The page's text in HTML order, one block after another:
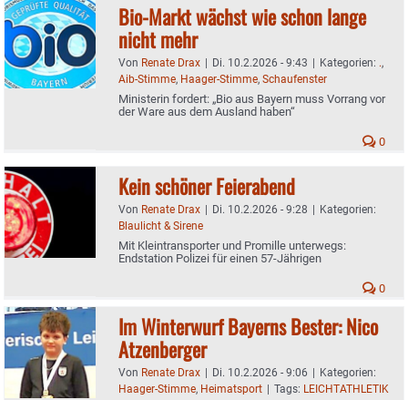
Bio-Markt wächst wie schon lange
nicht mehr
Von Renate Drax | Di. 10.2.2026 - 9:43 | Kategorien: .,
Aib-Stimme, Haager-Stimme, Schaufenster
Ministerin fordert: „Bio aus Bayern muss Vorrang vor
der Ware aus dem Ausland haben“
0
Kein schöner Feierabend
Von Renate Drax | Di. 10.2.2026 - 9:28 | Kategorien:
Blaulicht & Sirene
Mit Kleintransporter und Promille unterwegs:
Endstation Polizei für einen 57-Jährigen
0
Im Winterwurf Bayerns Bester: Nico
Atzenberger
Von Renate Drax | Di. 10.2.2026 - 9:06 | Kategorien:
Haager-Stimme, Heimatsport | Tags: LEICHTATHLETIK